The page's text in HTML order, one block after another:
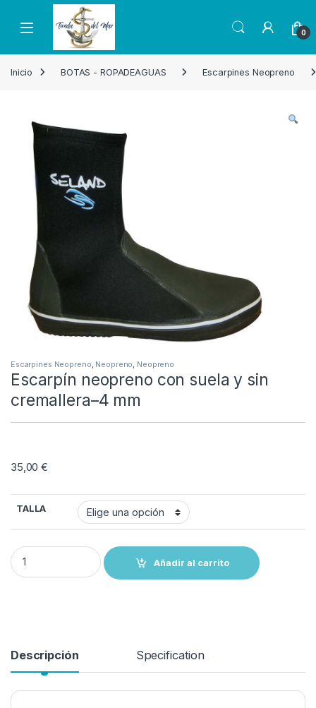
Skip to navigation
Skip to content
Open 0
Inicio BOTAS - ROPADEAGUAS Escarpines Neopreno
Escarpines Neopreno Neopreno Neopreno
Escarpín neopreno con suela y sin
cremallera–4 mm
35,00€
TALLA
Escarpín neopreno con suela y sin cremallera--4 mm quantity
Añadir al carrito
Descripción Specification